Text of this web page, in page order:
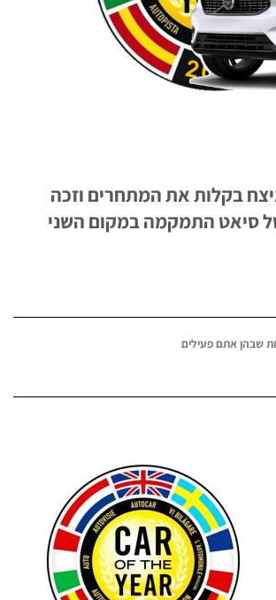
בקלות את המתחרים וזכה
סיאט התמקמה במקום השני
שבהן אתם פעילים